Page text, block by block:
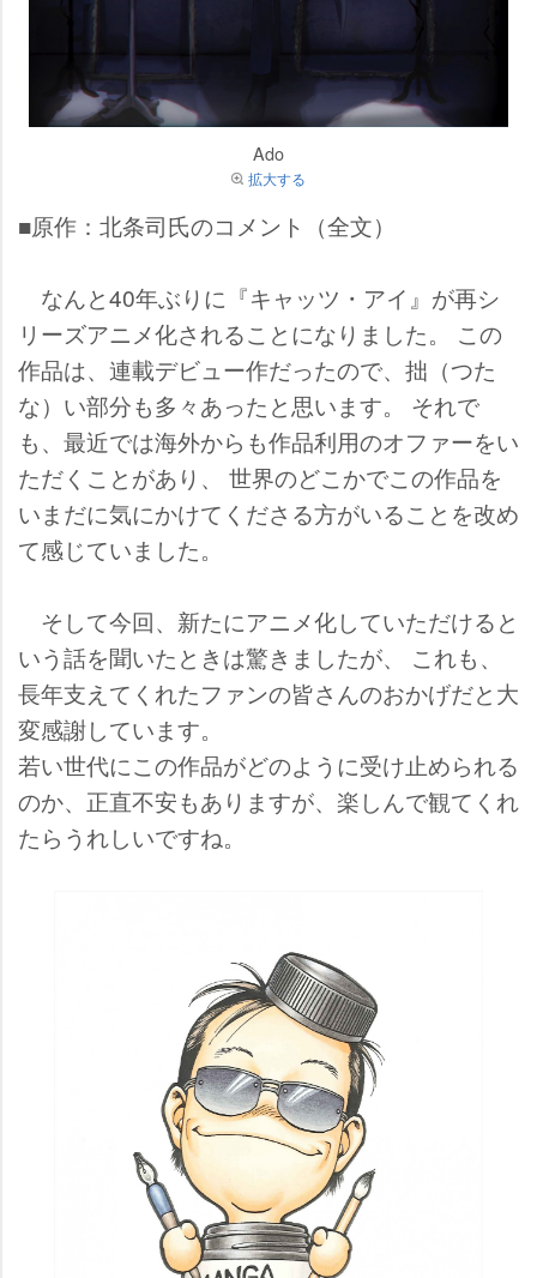
Ado
拡大する
■原作：北条司氏のコメント（全文）
なんと40年ぶりに『キャッツ・アイ』が再シ
リーズアニメ化されることになりました。 この
作品は、連載デビュー作だったので、拙（つた
な）い部分も多々あったと思います。 それで
も、最近では海外からも作品利用のオファーをい
ただくことがあり、 世界のどこかでこの作品を
いまだに気にかけてくださる方がいることを改め
て感じていました。
そして今回、新たにアニメ化していただけると
いう話を聞いたときは驚きましたが、 これも、
長年支えてくれたファンの皆さんのおかげだと大
変感謝しています。
若い世代にこの作品がどのように受け止められる
のか、正直不安もありますが、楽しんで観てくれ
たらうれしいですね。